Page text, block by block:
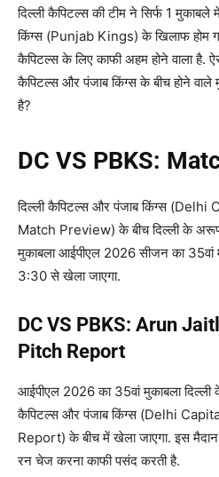
दिल्ली कैपिटल्स की टीम ने सिर्फ 1
किंग्स (Punjab Kings) के खिलाफ होम
कैपिटल्स के लिए काफी अहम होने वाला है.
कैपिटल्स और पंजाब किंग्स के बीच होने वाले
है?
DC VS PBKS:
दिल्ली कैपिटल्स और पंजाब किंग्स
Match Preview) के बीच दिल्ली के अरूण
मुकाबला आईपीएल 2026 सीजन का 35वां
3:30 से खेला जाएगा.
DC VS PBKS: Arun
Pitch Report
आईपीएल 2026 का 35वां मुकाबला
कैपिटल्स और पंजाब किंग्स (Delhi
Report) के बीच में खेला जाएगा. इस
रन चेज करना काफी पसंद करती है.